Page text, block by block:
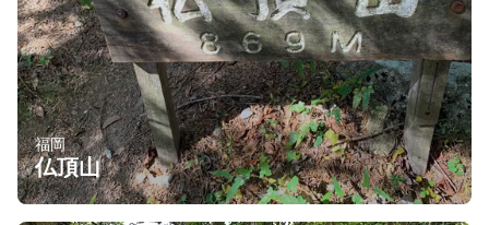
福岡
仏頂山